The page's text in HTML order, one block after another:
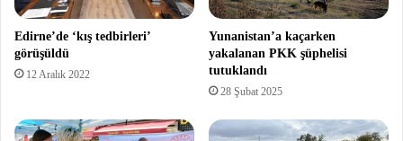
Edirne’de ‘kış tedbirleri’
görüşüldü
12 Aralık 2022
Yunanistan’a kaçarken
yakalanan PKK şüphelisi
tutuklandı
28 Şubat 2025